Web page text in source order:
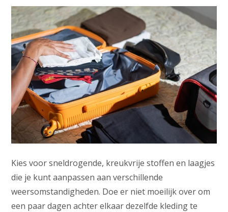
Kies voor sneldrogende, kreukvrije stoffen en laagjes
die je kunt aanpassen aan verschillende
weersomstandigheden. Doe er niet moeilijk over om
een paar dagen achter elkaar dezelfde kleding te